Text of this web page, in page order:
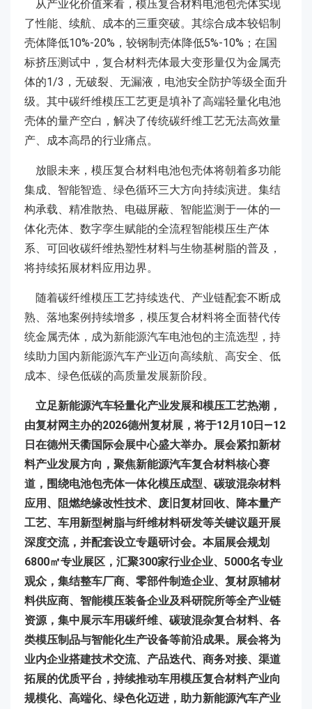
从产业化价值来看，模压复合材料电池包壳体实现
了性能、续航、成本的三重突破。其综合成本较铝制
壳体降低10%-20%，较钢制壳体降低5%-10%；在国
标挤压测试中，复合材料壳体最大变形量仅为金属壳
体的1/3，无破裂、无漏液，电池安全防护等级全面升
级。其中碳纤维模压工艺更是填补了高端轻量化电池
壳体的量产空白，解决了传统碳纤维工艺无法高效量
产、成本高昂的行业痛点。
放眼未来，模压复合材料电池包壳体将朝着多功能
集成、智能智造、绿色循环三大方向持续演进。集结
构承载、精准散热、电磁屏蔽、智能监测于一体的一
体化壳体、数字孪生赋能的全流程智能模压生产体
系、可回收碳纤维热塑性材料与生物基树脂的普及，
将持续拓展材料应用边界。
随着碳纤维模压工艺持续迭代、产业链配套不断成
熟、落地案例持续增多，模压复合材料将全面替代传
统金属壳体，成为新能源汽车电池包的主流选型，持
续助力国内新能源汽车产业迈向高续航、高安全、低
成本、绿色低碳的高质量发展新阶段。
立足新能源汽车轻量化产业发展和模压工艺热潮，
由复材网主办的2026德州复材展，将于12月10日—12
日在德州天衢国际会展中心盛大举办。展会紧扣新材
料产业发展方向，聚焦新能源汽车复合材料核心赛
道，围绕电池包壳体一体化模压成型、碳玻混杂材料
应用、阻燃绝缘改性技术、废旧复材回收、降本量产
工艺、车用新型树脂与纤维材料研发等关键议题开展
深度交流，并配套设立专题研讨会。本届展会规划
6800㎡专业展区，汇聚300家行业企业、5000名专业
观众，集结整车厂商、零部件制造企业、复材原辅材
料供应商、智能模压装备企业及科研院所等全产业链
资源，集中展示车用碳纤维、碳玻混杂复合材料、各
类模压制品与智能化生产设备等前沿成果。展会将为
业内企业搭建技术交流、产品迭代、商务对接、渠道
拓展的优质平台，持续推动车用模压复合材料产业向
规模化、高端化、绿色化迈进，助力新能源汽车产业